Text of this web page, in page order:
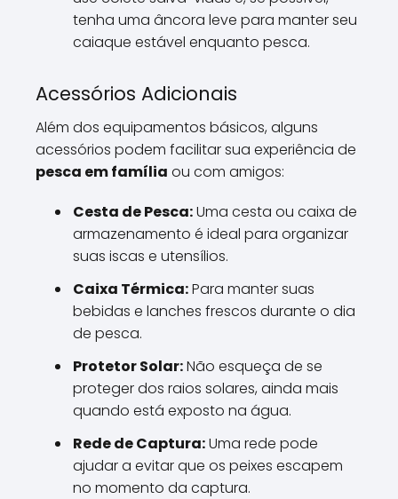
tenha uma âncora leve para manter seu
caiaque estável enquanto pesca.
Acessórios Adicionais
Além dos equipamentos básicos, alguns
acessórios podem facilitar sua experiência de
pesca em família ou com amigos:
Cesta de Pesca:Uma cesta ou caixa de
armazenamento é ideal para organizar
suas iscas e utensílios.
Caixa Térmica:Para manter suas
bebidas e lanches frescos durante o dia
de pesca.
Protetor Solar:Não esqueça de se
proteger dos raios solares, ainda mais
quando está exposto na água.
Rede de Captura:Uma rede pode
ajudar a evitar que os peixes escapem
no momento da captura.